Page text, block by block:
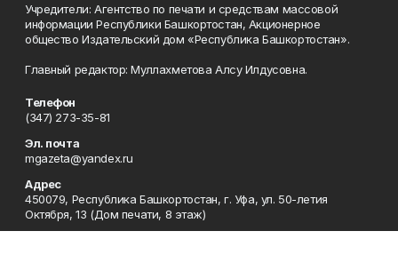
Учредители: Агентство по печати и средствам массовой
информации Республики Башкортостан, Акционерное
общество Издательский дом «Республика Башкортостан».
Главный редактор: Муллахметова Алсу Илдусовна.
Телефон
(347) 273-35-81
Эл. почта
mgazeta@yandex.ru
Адрес
450079, Республика Башкортостан, г. Уфа, ул. 50-летия
Октября, 13 (Дом печати, 8 этаж)